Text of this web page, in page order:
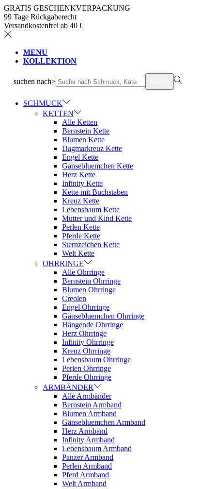
GRATIS GESCHENKVERPACKUNG
99 Tage Rückgaberecht
Versandkostenfrei ab 40 €
MENU
KOLLEKTION
suchen nach>
SCHMUCK
KETTEN
Alle Ketten
Bernstein Kette
Blumen Kette
Dagmarkreuz Kette
Engel Kette
Gänsebluemchen Kette
Herz Kette
Infinity Kette
Kette mit Buchstaben
Kreuz Kette
Lebensbaum Kette
Mutter und Kind Kette
Perlen Kette
Pferde Kette
Sternzeichen Kette
Welt Kette
OHRRINGE
Alle Ohrringe
Bernstein Ohrringe
Blumen Ohrringe
Creolen
Engel Ohrringe
Gänsebluemchen Ohrringe
Hängende Ohrringe
Herz Ohrringe
Infinity Ohrringe
Kreuz Ohrringe
Lebensbaum Ohrringe
Perlen Ohrringe
Pferde Ohrringe
ARMBÄNDER
Alle Armbänder
Bernstein Armband
Blumen Armband
Gänsebluemchen Armband
Herz Armband
Infinity Armband
Lebensbaum Armband
Panzer Armband
Perlen Armband
Pferd Armband
Welt Armband